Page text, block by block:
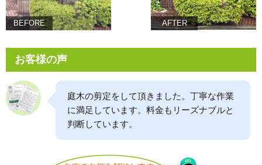
BEFORE AFTER
お客様の声
庭木の剪定をして頂きました。丁寧な作業
に満足しています。料金もリーズナブルと
判断しています。